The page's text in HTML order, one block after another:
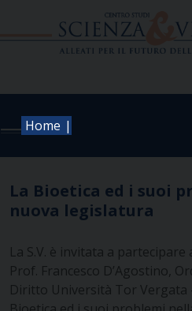
Home |
La Bioetica ed i suoi
nuova legislatura
La S.V. è invitata a
Prof. Francesco D’Agostino,
Diritto Università Tor Vergata